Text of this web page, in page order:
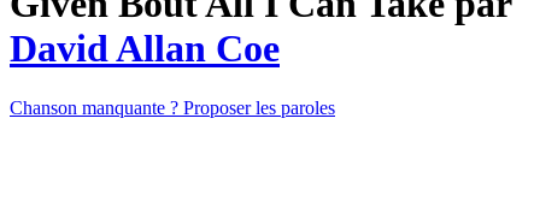
David Allan Coe
Chanson manquante ? Proposer les paroles